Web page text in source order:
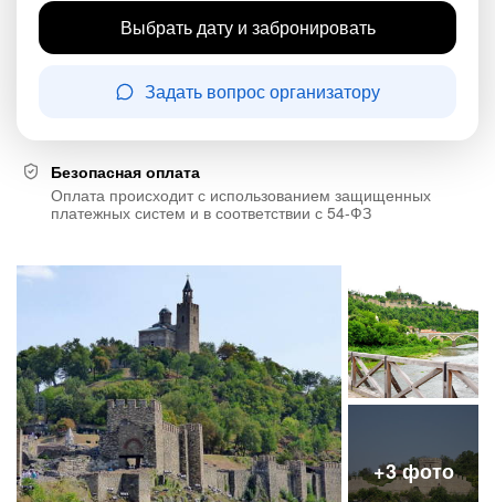
Выбрать дату и забронировать
Задать вопрос организатору
Безопасная оплата
Оплата происходит с использованием защищенных
платежных систем и в соответствии с 54-ФЗ